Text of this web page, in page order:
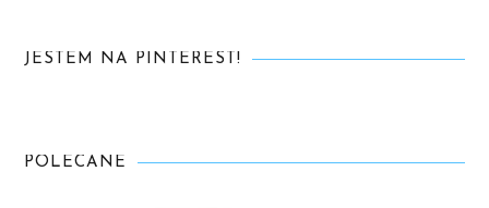
JESTEM NA PINTEREST!
POLECANE